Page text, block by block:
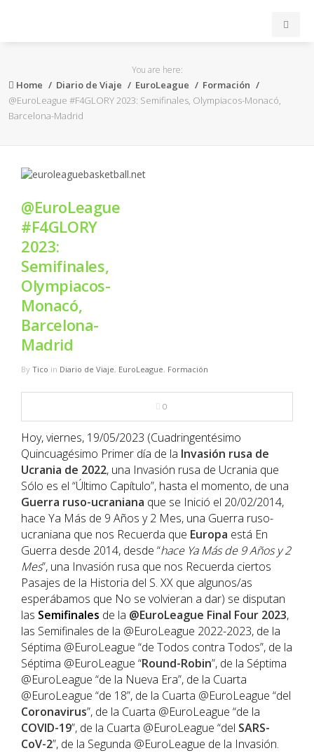
ACB
FEB
FIBA
OTROS
FORMACIÓN
NBA
RIO 2016
You are here:
Home Diario de Viaje EuroLeague
Formación
@EuroLeague #F4GLORY 2023: Semifinales, Olympiacos-Monacó,
Barcelona-Madrid
@EuroLeague
#F4GLORY
2023:
Semifinales,
Olympiacos-
Monacó,
Barcelona-
Madrid
By Tico in Diario de Viaje, EuroLeague, Formación
0
Hoy, viernes, 19/05/2023 (Cuadringentésimo
Quincuagésimo Primer día de la Invasión rusa de
Ucrania de 2022, una Invasión rusa de Ucrania que
Sólo es el “Último Capítulo”, hasta el momento, de una
Guerra ruso-ucraniana que se Inició el 20/02/2014,
hace Ya Más de 9 Años y 2 Mes, una Guerra ruso-
ucraniana que nos Recuerda que Europa está En
Guerra desde 2014, desde “hace Ya Más de 9 Años y 2
Mes”, una Invasión rusa que nos Recuerda ciertos
Pasajes de la Historia del S. XX que algunos/as
esperábamos que No se volvieran a dar) se disputan
las Semifinales de la @EuroLeague Final Four 2023,
las Semifinales de la @EuroLeague 2022-2023, de la
Séptima @EuroLeague “de Todos contra Todos”, de la
Séptima @EuroLeague “Round-Robin”, de la Séptima
@EuroLeague “de la Nueva Era”, de la Cuarta
@EuroLeague “de 18”, de la Cuarta @EuroLeague “del
Coronavirus”, de la Cuarta @EuroLeague “de la
COVID-19”, de la Cuarta @EuroLeague “del SARS-
CoV-2”, de la Segunda @EuroLeague de la Invasión.